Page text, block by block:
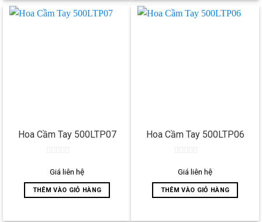
Hoa Cầm Tay 500LTP07
out
5
Giá liên hệ
THÊM VÀO GIỎ HÀNG
Hoa Cầm Tay 500LTP06
out
5
Giá liên hệ
THÊM VÀO GIỎ HÀNG